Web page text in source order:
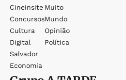
Cineinsite
Concursos
Cultura
Digital
Salvador
Economia
Muito
Mundo
Opinião
Política